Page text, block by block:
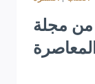
من مجلة